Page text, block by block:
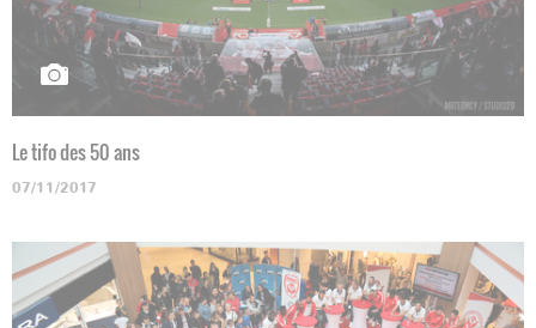
Le tifo des 50 ans
07/11/2017